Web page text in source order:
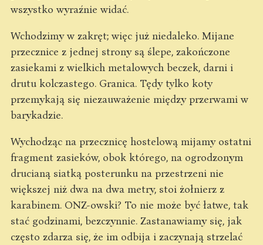
wszystko wyraźnie widać.
Wchodzimy w zakręt; więc już niedaleko. Mijane
przecznice z jednej strony są ślepe, zakończone
zasiekami z wielkich metalowych beczek, darni i
drutu kolczastego. Granica. Tędy tylko koty
przemykają się niezauważenie między przerwami w
barykadzie.
Wychodząc na przecznicę hostelową mijamy ostatni
fragment zasieków, obok którego, na ogrodzonym
drucianą siatką posterunku na przestrzeni nie
większej niż dwa na dwa metry, stoi żołnierz z
karabinem. ONZ-owski? To nie może być łatwe, tak
stać godzinami, bezczynnie. Zastanawiamy się, jak
często zdarza się, że im odbija i zaczynają strzelać